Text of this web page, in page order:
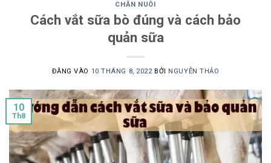
CHĂN NUÔI
Cách vắt sữa bò đúng và cách bảo
quản sữa
ĐĂNG VÀO 10 THÁNG 8, 2022 BỞI NGUYỄN THẢO
10
Th8